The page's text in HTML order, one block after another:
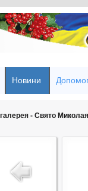
Новини
- Свято